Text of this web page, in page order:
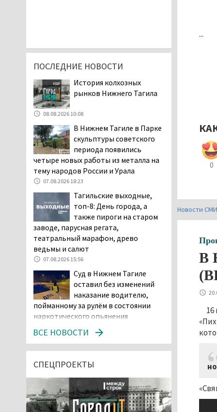
...
0
Новости
В
ПОСЛЕДНИЕ НОВОСТИ
История колхозных
рынков Нижнего Тагила
08.08.2026 10:08
В Нижнем Тагиле в Парке
скульптуры советского
периода появились
четыре новых работы из металла на
тему народов России и Урала
07.08.2026 18:23
Тагильские выходные,
топ-8: День города, а
также пироги на старом
заводе, парусная регата,
театральный марафон, древо
ведьмы и салют
07.08.2026 15:56
Суд в Нижнем Тагиле
оставил без изменений
наказание водителю,
пойманному за рулём в состоянии
наркотического опьянения
ДТП под Екатеринбургом
Тагильские спасатели
проникли в квартиру
через балкон, чтобы
ВСЕ НОВОСТИ
СПЕЦПРОЕКТЫ